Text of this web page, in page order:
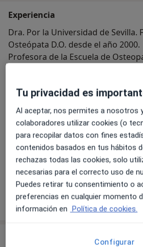
Experiencia
Dra. Por la Universidad de Sevilla.
Osteópata D.O. desde el año 2000.
Profesora de la Escuela de
consulta como Osteópata tanto
Pediatría.
ver más Sobre mí
Principales enfermedades tratadas
Osteopatía de pubis
Síndrome
Sinusitis
Migraña
Mostrar mássobre
Tu privacidad es
Al aceptar, nos permites a nosotros
colaboradores utilizar cookies (o
para recopilar datos con fines
contenidos basados en tus hábitos
rechazas todas las cookies, solo
necesarias para el correcto uso de
Puedes retirar tu consentimiento o
preferencias en cualquier momento
información en Política de cookies.
Configurar